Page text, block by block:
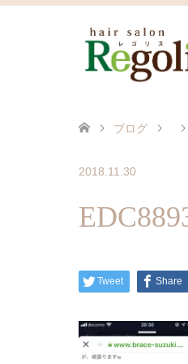
ブログ
2018.11.30
Tweet Share